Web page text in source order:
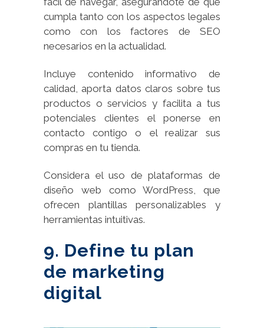
cumpla tanto con los aspectos legales
como con los factores de SEO
necesarios en la actualidad.
Incluye contenido informativo de
calidad, aporta datos claros sobre tus
productos o servicios y facilita a tus
potenciales clientes el ponerse en
contacto contigo o el realizar sus
compras en tu tienda.
Considera el uso de plataformas de
diseño web como WordPress, que
ofrecen plantillas personalizables y
herramientas intuitivas.
9. Define tu plan
de marketing
digital